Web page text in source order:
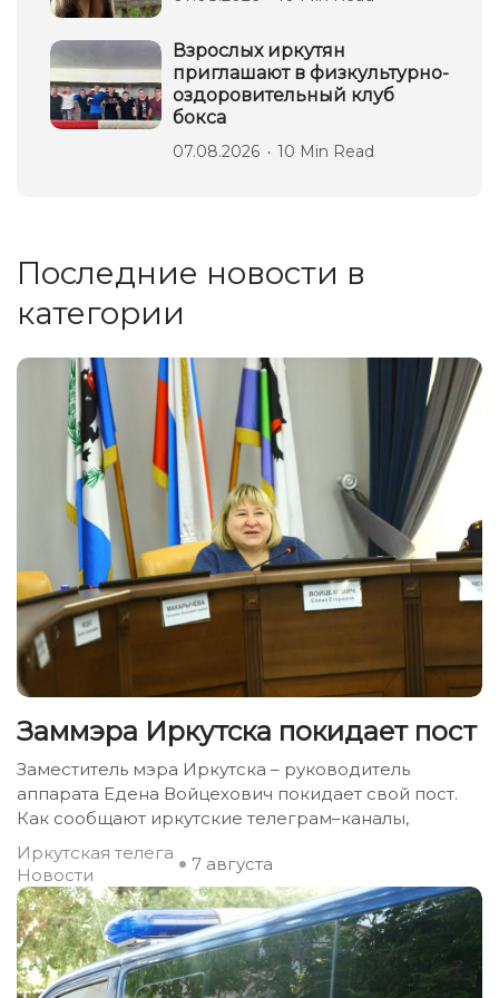
Взрослых иркутян
приглашают в физкультурно-
оздоровительный клуб
бокса
07.08.2026 10 Min Read
Последние новости в
категории
Заммэра Иркутска покидает пост
Заместитель мэра Иркутска – руководитель
аппарата Едена Войцехович покидает свой пост.
Как сообщают иркутские телеграм–каналы,
Иркутская телега
Новости
7 августа